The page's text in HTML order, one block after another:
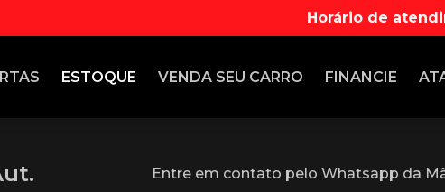
Horário de
ESTOQUE VENDA SEU CARRO FINANCIE
Entre em contato pelo Whatsapp da